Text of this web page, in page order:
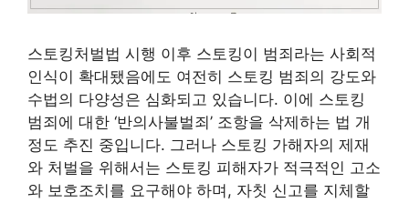
스토킹처벌법 시행 이후 스토킹이 범죄라는 사회적
인식이 확대됐음에도 여전히 스토킹 범죄의 강도와
수법의 다양성은 심화되고 있습니다. 이에 스토킹
범죄에 대한 ‘반의사불벌죄’ 조항을 삭제하는 법 개
정도 추진 중입니다. 그러나 스토킹 가해자의 제재
와 처벌을 위해서는 스토킹 피해자가 적극적인 고소
와 보호조치를 요구해야 하며, 자칫 신고를 지체할